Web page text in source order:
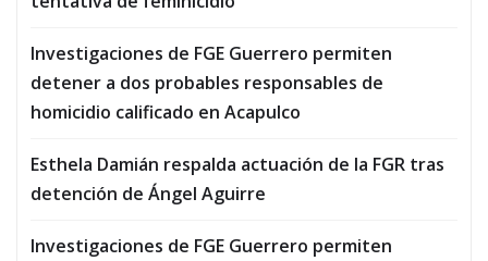
Investigaciones de FGE Guerrero permiten
detener a dos probables responsables de
homicidio calificado en Acapulco
Esthela Damián respalda actuación de la FGR tras
detención de Ángel Aguirre
Investigaciones de FGE Guerrero permiten